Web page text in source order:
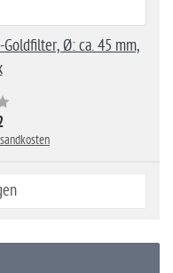
Ø: ca. 45 mm,